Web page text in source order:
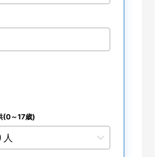
(0～17歳)